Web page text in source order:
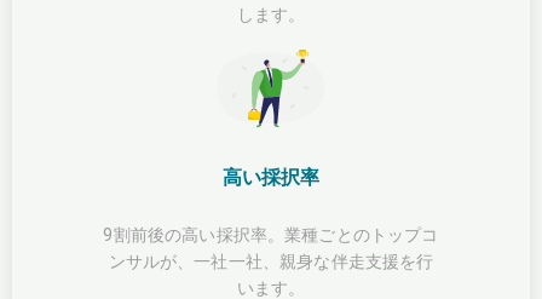
します。
高い採択率
9割前後の高い採択率。業種ごとのトップコ
ンサルが、一社一社、親身な伴走支援を行
います。